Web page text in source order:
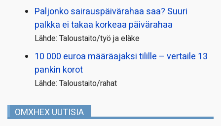
Paljonko sairauspäivä­rahaa saa? Suuri
palkka ei takaa korkeaa päivärahaa
Lähde: Taloustaito/työ ja eläke
10 000 euroa määräajaksi tilille – vertaile 13
pankin korot
Lähde: Taloustaito/rahat
OMXHEX UUTISIA